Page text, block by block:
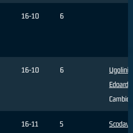
16-10 6
16-10 6
Ugolini
Edoardo
Cambio
16-11 5